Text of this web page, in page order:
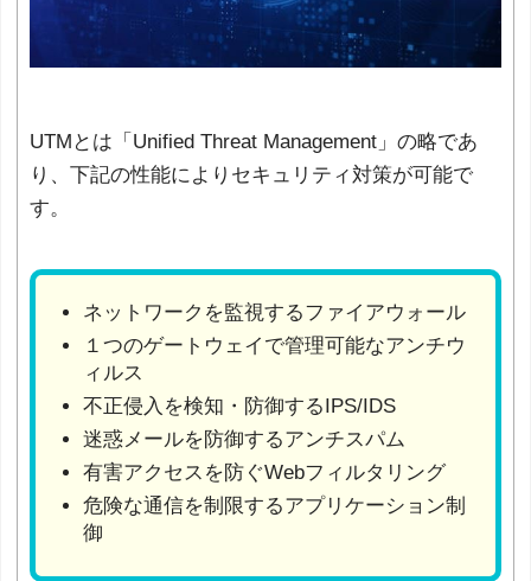
UTMとは「Unified Threat Management」の略であ
り、下記の性能によりセキュリティ対策が可能で
す。
ネットワークを監視するファイアウォール
１つのゲートウェイで管理可能なアンチウ
ィルス
不正侵入を検知・防御するIPS/IDS
迷惑メールを防御するアンチスパム
有害アクセスを防ぐWebフィルタリング
危険な通信を制限するアプリケーション制
御